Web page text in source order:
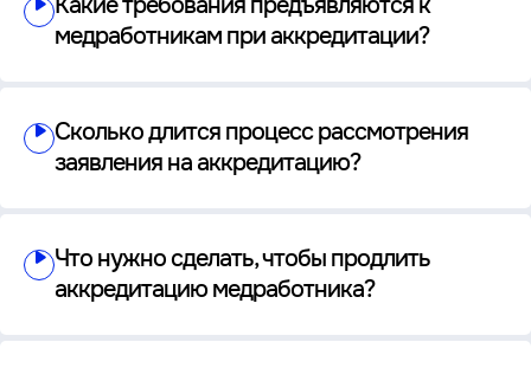
медработникам при аккредитации?
Сколько длится процесс рассмотрения
заявления на аккредитацию?
Что нужно сделать, чтобы продлить
аккредитацию медработника?